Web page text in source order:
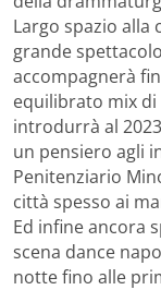
Largo spazio alla
grande
accompagnerà
equilibrato mix di
introdurrà al
un pensiero agli
Penitenziario
città spesso ai
Ed infine ancora
scena dance
notte fino alle